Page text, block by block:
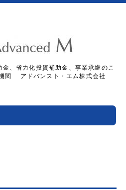
、省力化投資補助金、事業承継のこ
関 アドバンスト・エム株式会社